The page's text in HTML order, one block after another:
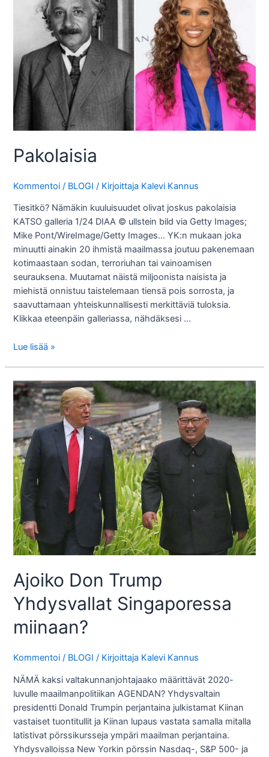
Pakolaisia
Kommentoi / BLOGI / Kirjoittaja Kalevi Kannus
Tiesitkö? Nämäkin kuuluisuudet olivat joskus pakolaisia
KATSO galleria 1/24 DIAA © ullstein bild via Getty Images;
Mike Pont/WireImage/Getty Images… YK:n mukaan joka
minuutti ainakin 20 ihmistä maailmassa joutuu pakenemaan
kotimaastaan sodan, terroriuhan tai vainoamisen
seurauksena. Muutamat näistä miljoonista naisista ja
miehistä onnistuu taistelemaan tiensä pois sorrosta, ja
saavuttamaan yhteiskunnallisesti merkittäviä tuloksia.
Klikkaa eteenpäin galleriassa, nähdäksesi …
Pakolaisia
Lue lisää »
Ajoiko Don Trump
Yhdysvallat Singaporessa
miinaan?
Kommentoi / BLOGI / Kirjoittaja Kalevi Kannus
NÄMÄ kaksi valtakunnanjohtajaako määrittävät 2020-
luvulle maailmanpolitiikan AGENDAN? Yhdysvaltain
presidentti Donald Trumpin perjantaina julkistamat Kiinan
vastaiset tuontitullit ja Kiinan lupaus vastata samalla mitalla
latistivat pörssikursseja ympäri maailman perjantaina.
Yhdysvalloissa New Yorkin pörssin Nasdaq-, S&P 500- ja